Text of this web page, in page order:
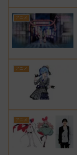
アニメ
アニメ
アニメ